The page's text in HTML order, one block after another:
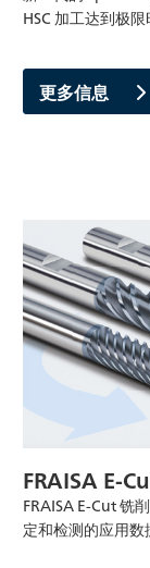
HSC 加工达到极
更多信息
FRAISA E-
FRAISA E-Cut 铣
定和检测的应用数